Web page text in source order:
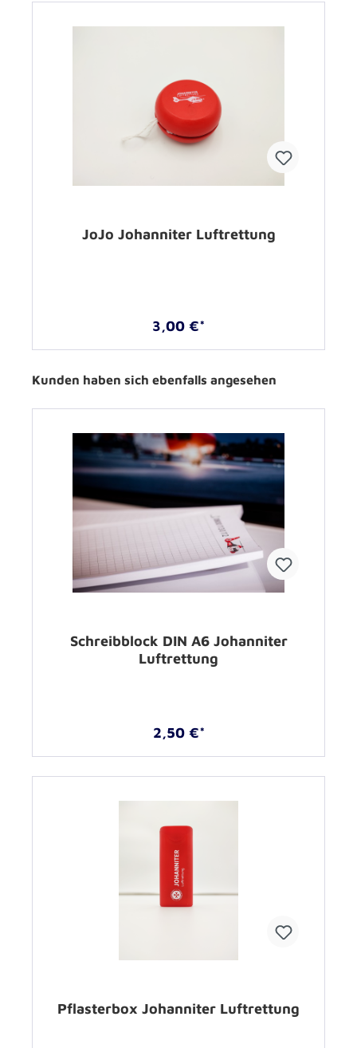
JoJo Johanniter Luftrettung
3,00 €*
Kunden haben sich ebenfalls angesehen
Schreibblock DIN A6 Johanniter
Luftrettung
2,50 €*
Pflasterbox Johanniter Luftrettung